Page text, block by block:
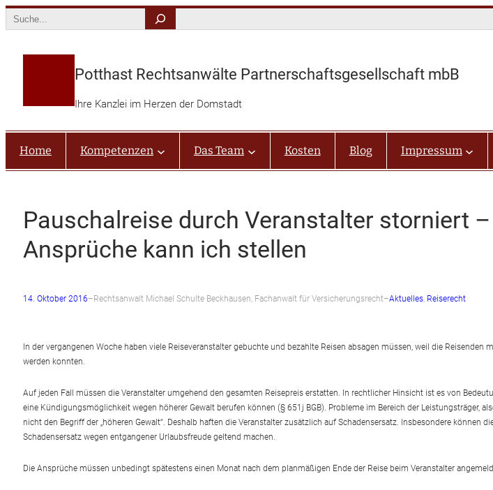
Search
Potthast Rechtsanwälte Partnerschaftsgesellschaft mbB
Ihre Kanzlei im Herzen der Domstadt
Home Kompetenzen Das Team Kosten Blog Impressum
Pauschalreise durch Veranstalter storniert
Ansprüche kann ich stellen
14. Oktober 2016– Rechtsanwalt Michael Schulte Beckhausen, Fachanwalt für Versicherungsrecht–Aktuelles, Reiserecht
In der vergangenen Woche haben viele Reiseveranstalter gebuchte und bezahlte Reisen absagen müssen, weil die Reisenden
werden konnten.
Auf jeden Fall müssen die Veranstalter umgehend den gesamten Reisepreis erstatten. In rechtlicher Hinsicht ist es von
eine Kündigungsmöglichkeit wegen höherer Gewalt berufen können (§ 651j BGB). Probleme im Bereich der Leistungsträger,
nicht den Begriff der „höheren Gewalt“. Deshalb haften die Veranstalter zusätzlich auf Schadensersatz. Insbesondere können
Schadensersatz wegen entgangener Urlaubsfreude geltend machen.
Die Ansprüche müssen unbedingt spätestens einen Monat nach dem planmäßigen Ende der Reise beim Veranstalter